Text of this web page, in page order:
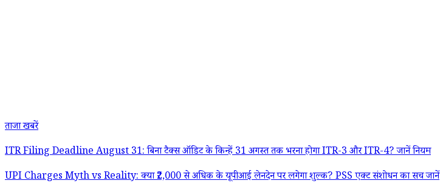
ताजा खबरें
ITR Filing Deadline August 31: बिना टैक्स ऑडिट के किन्हें 31 अगस्त तक भरना होगा ITR-3 और ITR-4? जानें नियम
UPI Charges Myth vs Reality: क्या ₹2,000 से अधिक के यूपीआई लेनदेन पर लगेगा शुल्क? PSS एक्ट संशोधन का सच जानें